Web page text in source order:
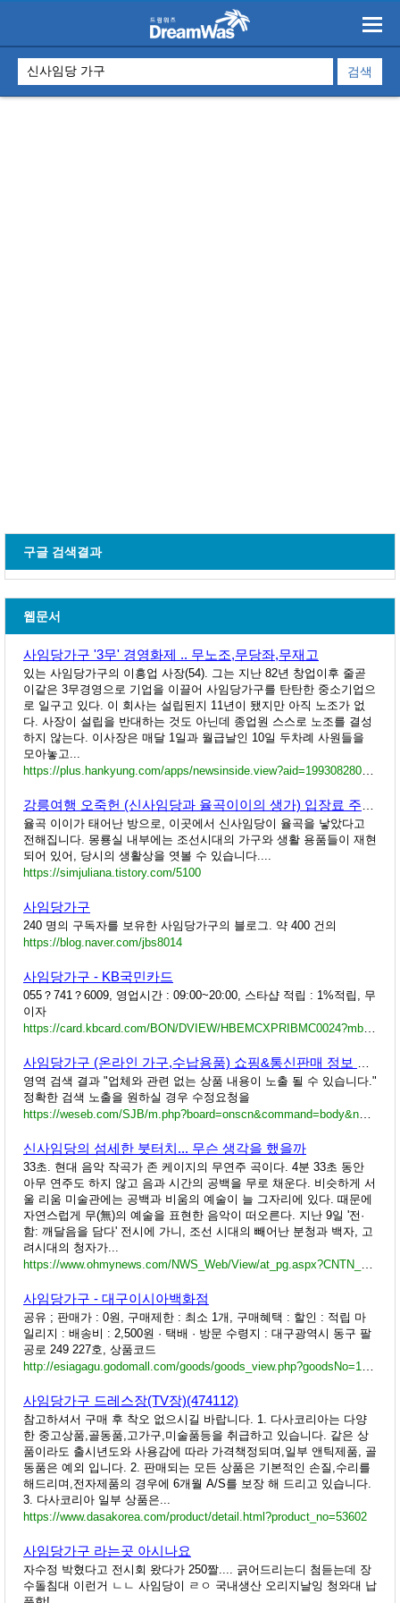
구글 검색결과
웹문서
사임당가구 '3무' 경영화제 .. 무노조,무당좌,무재고
있는 사임당가구의 이흥업 사장(54). 그는 지난 82년 창업이후 줄곧
이같은 3무경영으로 기업을 이끌어 사임당가구를 탄탄한 중소기업으
로 일구고 있다. 이 회사는 설립된지 11년이 됐지만 아직 노조가 없
다. 사장이 설립을 반대하는 것도 아닌데 종업원 스스로 노조를 결성
하지 않는다. 이사장은 매달 1일과 월급날인 10일 두차례 사원들을
모아놓고...
율곡 이이가 태어난 방으로, 이곳에서 신사임당이 율곡을 낳았다고
전해집니다. 몽룡실 내부에는 조선시대의 가구와 생활 용품들이 재현
되어 있어, 당시의 생활상을 엿볼 수 있습니다....
https://simjuliana.tistory.com/5100
사임당가구
240 명의 구독자를 보유한 사임당가구의 블로그. 약 400 건의
https://blog.naver.com/jbs8014
사임당가구 - KB국민카드
055？741？6009, 영업시간 : 09:00~20:00, 스타샵 적립 : 1%적립, 무
이자
영역 검색 결과 "업체와 관련 없는 상품 내용이 노출 될 수 있습니다."
정확한 검색 노출을 원하실 경우 수정요청을
신사임당의 섬세한 붓터치... 무슨 생각을 했을까
33초. 현대 음악 작곡가 존 케이지의 무연주 곡이다. 4분 33초 동안
아무 연주도 하지 않고 음과 시간의 공백을 무로 채운다. 비슷하게 서
울 리움 미술관에는 공백과 비움의 예술이 늘 그자리에 있다. 때문에
자연스럽게 무(無)의 예술을 표현한 음악이 떠오른다. 지난 9일 '전·
함: 깨달음을 담다' 전시에 가니, 조선 시대의 빼어난 분청과 백자, 고
려시대의 청자가...
사임당가구 - 대구이시아백화점
공유 ; 판매가 : 0원, 구매제한 : 최소 1개, 구매혜택 : 할인 : 적립 마
일리지 : 배송비 : 2,500원 · 택배 · 방문 수령지 : 대구광역시 동구 팔
공로 249 227호, 상품코드
사임당가구 드레스장(TV장)(474112)
참고하셔서 구매 후 착오 없으시길 바랍니다. 1. 다사코리아는 다양
한 중고상품,골동품,고가구,미술품등을 취급하고 있습니다. 같은 상
품이라도 출시년도와 사용감에 따라 가격책정되며,일부 앤틱제품, 골
동품은 예외 입니다. 2. 판매되는 모든 상품은 기본적인 손질,수리를
해드리며,전자제품의 경우에 6개월 A/S를 보장 해 드리고 있습니다.
3. 다사코리아 일부 상품은...
https://www.dasakorea.com/product/detail.html?product_no=53602
사임당가구 라는곳 아시나요
자수정 박혔다고 전시회 왔다가 250짤.... 긁어드리는디 첨듣는데 장
수돌침대 이런거 ㄴㄴ 사임당이 ㄹㅇ 국내생산 오리지날잉 청와대 납